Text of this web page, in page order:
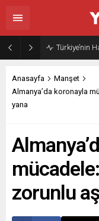
Gazze’nin
Anasayfa
Manşet
Almanya’da koronayla
yana
zorunlu